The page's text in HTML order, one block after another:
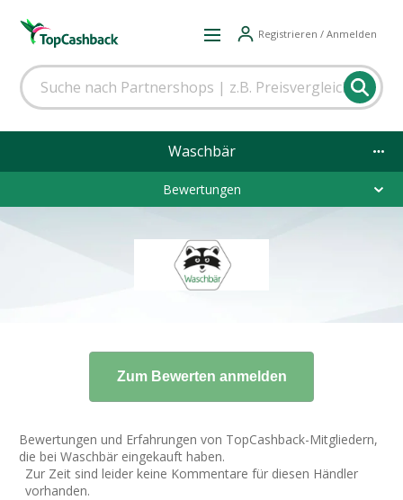
Registrieren / Anmelden
Waschbär
Bewertungen
Bewertungen und Erfahrungen von TopCashback-Mitgliedern,
die bei Waschbär eingekauft haben.
Zur Zeit sind leider keine Kommentare für diesen Händler
vorhanden.